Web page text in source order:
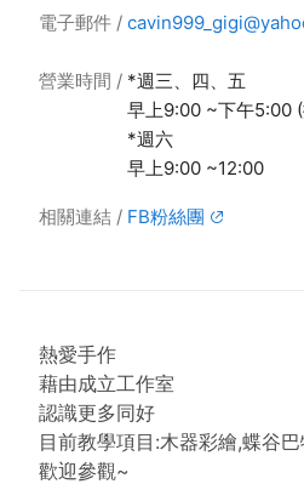
電子郵件
營業時間
*週三、四、五
早上9:00 ~下午5:00
*週六
早上9:00 ~12:00
相關連結 FB粉絲團
熱愛手作
藉由成立工作室
認識更多同好
目前教學項目:木器彩繪,蝶谷
歡迎參觀~